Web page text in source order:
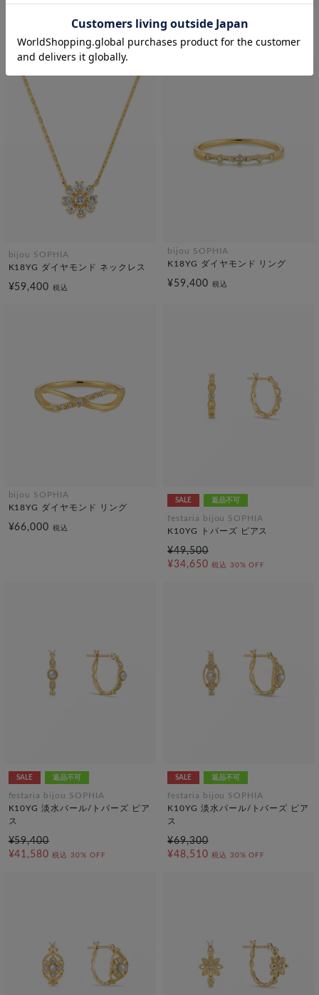
K18YG ダイヤモンド ネックレス
¥59,400税込
K18YG ダイヤモンド ネックレス
¥66,000税込
bijou SOPHIA
K18YG ダイヤモンド ネックレス
¥59,400税込
bijou SOPHIA
K18YG ダイヤモンド リング
¥59,400 税込
bijou SOPHIA
K18YG ダイヤモンド リング
¥66,000税込
SALE 返品不可
festaria bijou SOPHIA
K10YG トパーズ ピアス
¥49,500
¥34,650 税込 30% OFF
SALE 返品不可
festaria bijou SOPHIA
K10YG 淡水パール/トパーズ ピア
ス
¥59,400
¥41,580 税込 30% OFF
SALE 返品不可
festaria bijou SOPHIA
K10YG 淡水パール/トパーズ ピア
ス
¥69,300
¥48,510 税込 30% OFF